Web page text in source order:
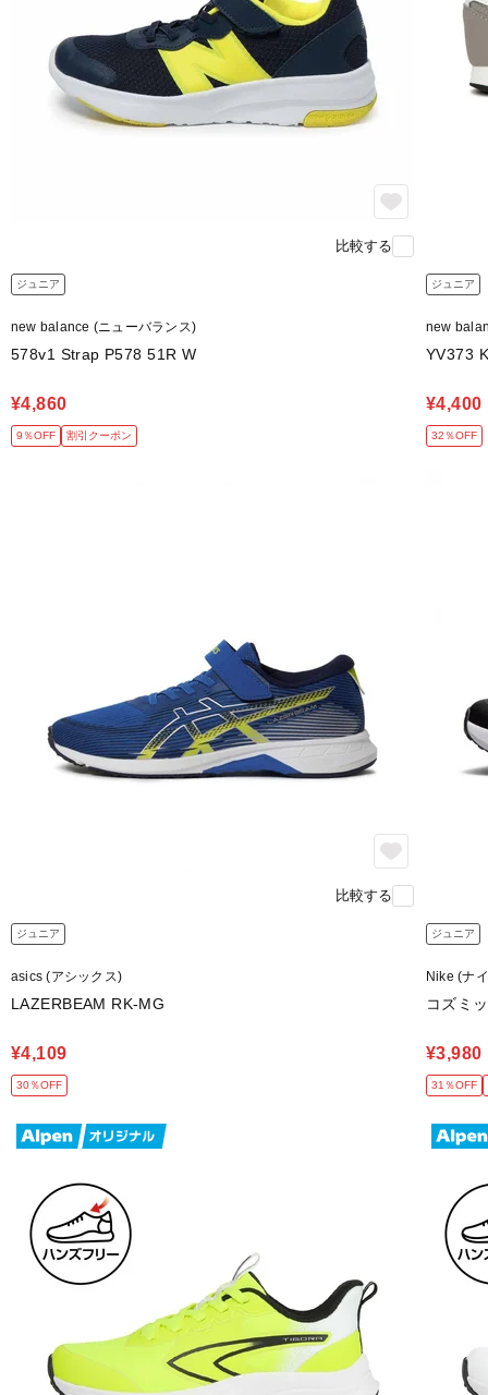
比較する
ジュニア
new balance (ニューバランス)
578v1 Strap P578 51R W
¥4,860
9％OFF 割引クーポン
ジュニア
new
YV373
¥4,400
32％OFF
比較する
ジュニア
asics (アシックス)
LAZERBEAM RK-MG
¥4,109
30％OFF
ジュニア
Nike (ナ
コズミ
¥3,980
31％OFF